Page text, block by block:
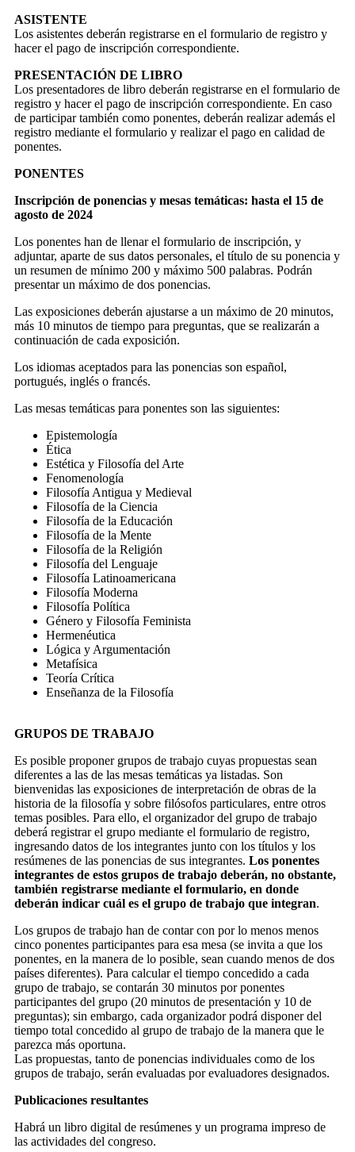
ASISTENTE
Los asistentes deberán registrarse en el formulario de registro y
hacer el pago de inscripción correspondiente.
PRESENTACIÓN DE LIBRO
Los presentadores de libro deberán registrarse en el formulario de
registro y hacer el pago de inscripción correspondiente. En caso
de participar también como ponentes, deberán realizar además el
registro mediante el formulario y realizar el pago en calidad de
ponentes.
PONENTES
Inscripción de ponencias y mesas temáticas: hasta el 15 de
agosto de 2024
Los ponentes han de llenar el formulario de inscripción, y
adjuntar, aparte de sus datos personales, el título de su ponencia y
un resumen de mínimo 200 y máximo 500 palabras. Podrán
presentar un máximo de dos ponencias.
Las exposiciones deberán ajustarse a un máximo de 20 minutos,
más 10 minutos de tiempo para preguntas, que se realizarán a
continuación de cada exposición.
Los idiomas aceptados para las ponencias son español,
portugués, inglés o francés.
Las mesas temáticas para ponentes son las siguientes:
Epistemología
Ética
Estética y Filosofía del Arte
Fenomenología
Filosofía Antigua y Medieval
Filosofía de la Ciencia
Filosofía de la Educación
Filosofía de la Mente
Filosofía de la Religión
Filosofía del Lenguaje
Filosofía Latinoamericana
Filosofía Moderna
Filosofía Política
Género y Filosofía Feminista
Hermenéutica
Lógica y Argumentación
Metafísica
Teoría Crítica
Enseñanza de la Filosofía
GRUPOS DE TRABAJO
Es posible proponer grupos de trabajo cuyas propuestas sean
diferentes a las de las mesas temáticas ya listadas. Son
bienvenidas las exposiciones de interpretación de obras de la
historia de la filosofía y sobre filósofos particulares, entre otros
temas posibles. Para ello, el organizador del grupo de trabajo
deberá registrar el grupo mediante el formulario de registro,
ingresando datos de los integrantes junto con los títulos y los
resúmenes de las ponencias de sus integrantes. Los ponentes
integrantes de estos grupos de trabajo deberán, no obstante,
también registrarse mediante el formulario, en donde
deberán indicar cuál es el grupo de trabajo que integran.
Los grupos de trabajo han de contar con por lo menos menos
cinco ponentes participantes para esa mesa (se invita a que los
ponentes, en la manera de lo posible, sean cuando menos de dos
países diferentes). Para calcular el tiempo concedido a cada
grupo de trabajo, se contarán 30 minutos por ponentes
participantes del grupo (20 minutos de presentación y 10 de
preguntas); sin embargo, cada organizador podrá disponer del
tiempo total concedido al grupo de trabajo de la manera que le
parezca más oportuna.
Las propuestas, tanto de ponencias individuales como de los
grupos de trabajo, serán evaluadas por evaluadores designados.
Publicaciones resultantes
Habrá un libro digital de resúmenes y un programa impreso de
las actividades del congreso.